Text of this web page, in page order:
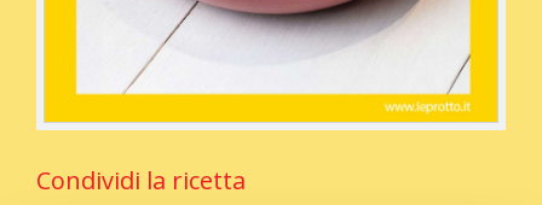
Condividi la ricetta